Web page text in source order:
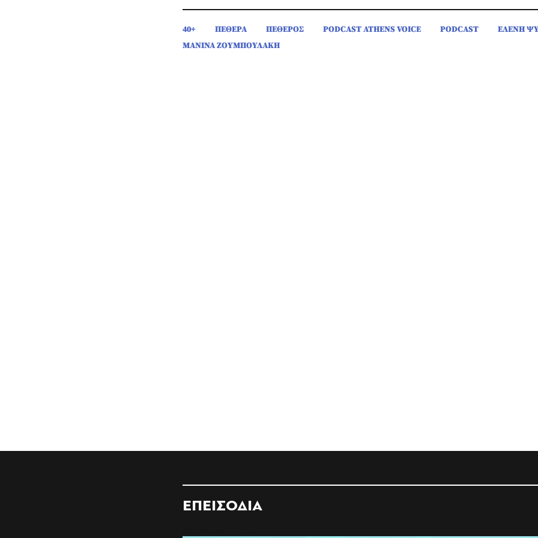
40+ ΠΕΘΕΡΑ ΠΕΘΕΡΟΣ PODCAST ATHENS VOICE PODCAST
ΕΛΕΝΗ
ΜΑΝΙΝΑ ΖΟΥΜΠΟΥΛΑΚΗ
ΕΠΕΙΣΟΔΙΑ